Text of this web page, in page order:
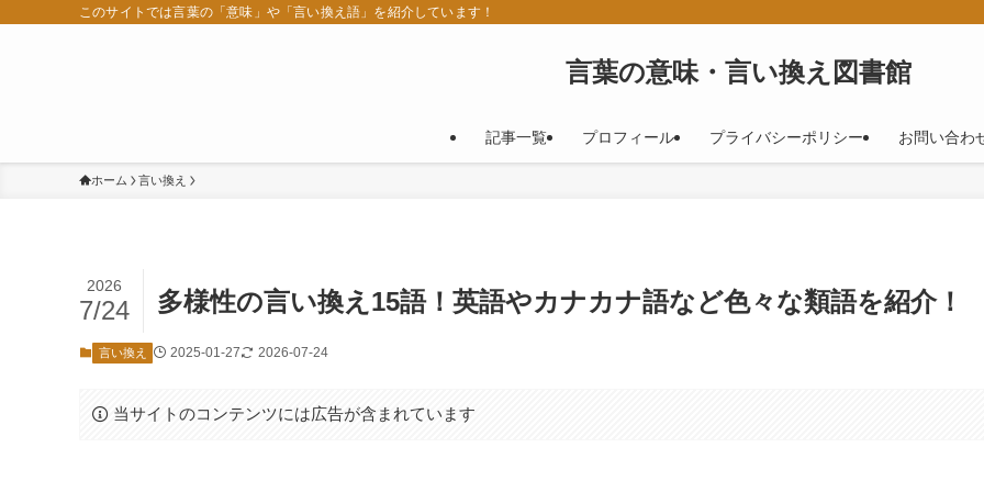
このサイトでは言葉の「意味」や「言い換え語」を紹介しています！
言葉の意味・言い換え図書館
記事一覧 プロフィール プライバシーポリシー お問い合わ
ホーム 言い換え
多様性の言い換え15語！英語やカナカナ語など色々な類語を紹介！
2026
7/24
言い換え 2025-01-27 2026-07-24
当サイトのコンテンツには広告が含まれています